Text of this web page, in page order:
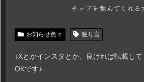
チップを弾んでくれる
お知らせ色々 独り言
↓Xとかインスタとか、良ければ転載し
OKです♪